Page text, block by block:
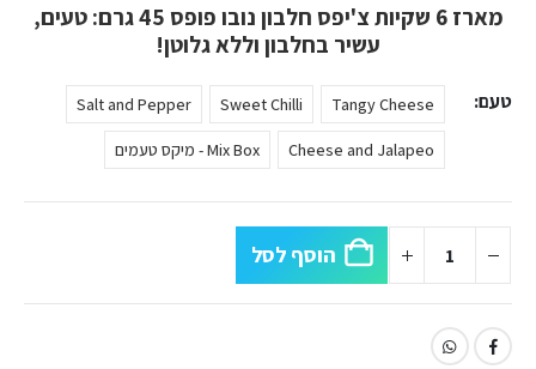
מארז 6 שקיות צ'יפס חלבון נובו פופס 45 גרם: טעים,
עשיר בחלבון וללא גלוטן!
טעם Tangy Cheese
Sweet Chilli
Salt and Pepper
Cheese and Jalapeo Mix Box - מיקס טעמים
הוסף לסל